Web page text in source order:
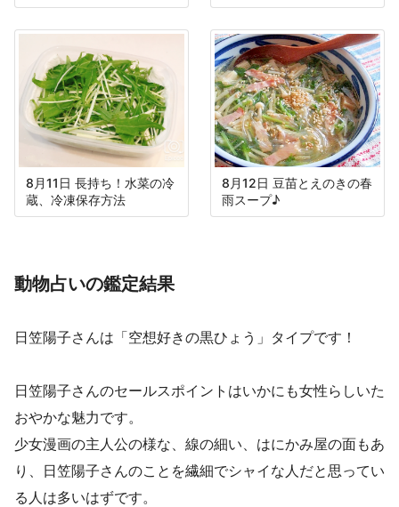
8月11日 長持ち！水菜の冷
蔵、冷凍保存方法
8月12日 豆苗とえのきの春
雨スープ♪
動物占いの鑑定結果
日笠陽子さんは「空想好きの黒ひょう」タイプです！
日笠陽子さんのセールスポイントはいかにも女性らしいた
おやかな魅力です。
少女漫画の主人公の様な、線の細い、はにかみ屋の面もあ
り、日笠陽子さんのことを繊細でシャイな人だと思ってい
る人は多いはずです。